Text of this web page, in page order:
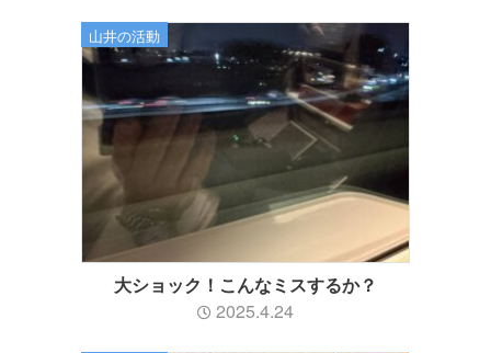
山井の活動
大ショック！こんなミスするか？
2025.4.24